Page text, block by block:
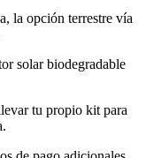
la opción terrestre vía
solar biodegradable
tu propio kit para